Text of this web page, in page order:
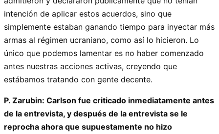
intención de aplicar estos acuerdos, sino que
simplemente estaban ganando tiempo para inyectar más
armas al régimen ucraniano, como así lo hicieron. Lo
único que podemos lamentar es no haber comenzado
antes nuestras acciones activas, creyendo que
estábamos tratando con gente decente.
P. Zarubin: Carlson fue criticado inmediatamente antes
de la entrevista, y después de la entrevista se le
reprocha ahora que supuestamente no hizo